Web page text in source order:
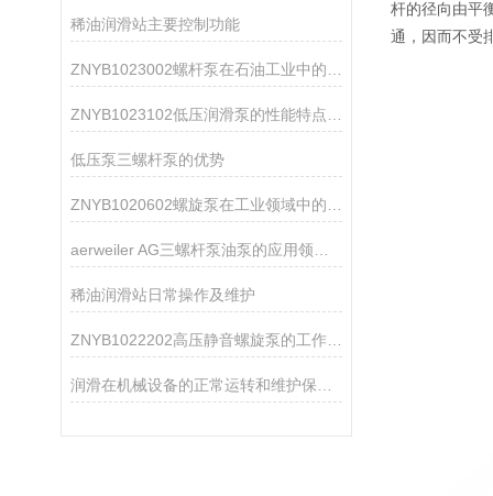
稀油润滑站主要控制功能
低压泵三螺杆泵的优势
稀油润滑站日常操作及维护
ZNYB1022202高压静音螺旋泵的工作原理
杆的径向由平
通，因而不受